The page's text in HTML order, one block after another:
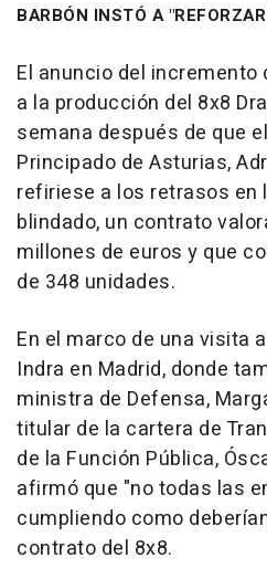
BARBÓN INSTÓ A
El anuncio del
a la producción del 8x8
semana después de que
Principado de Asturias,
refiriese a los retrasos en
blindado, un contrato
millones de euros y que
de 348 unidades.
En el marco de una visita
Indra en Madrid, donde
ministra de Defensa,
titular de la cartera de
de la Función Pública,
afirmó que "no todas las
cumpliendo como
contrato del 8x8.